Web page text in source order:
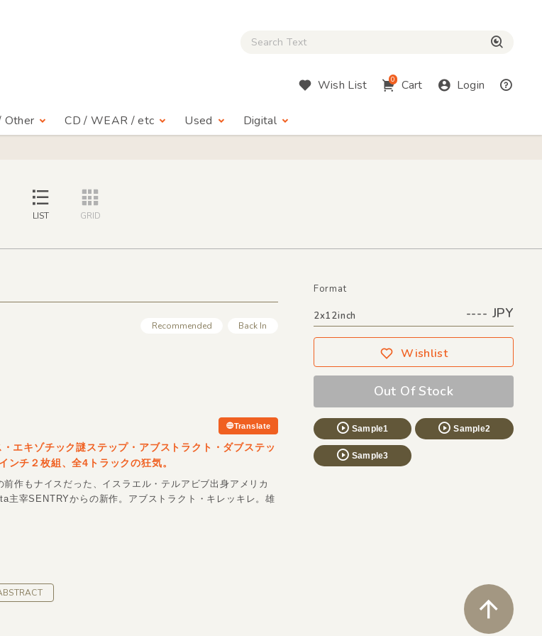
Close Search box
Wish List 0 Cart Login
Other CD / WEAR / etc Used Digital
LIST GRID
Recommended Back In
Translate
Format
2x12inch ---- JPY
Wishlist
Out Of Stock
Sample1 Sample2
Sample3
エキゾチック謎ステップ・アブストラクト・ダブステッ
チ２枚組、全4トラックの狂気。
作もナイスだった、イスラエル・テルアビブ出身アメリカ
主宰SENTRYからの新作。アブストラクト・キレッキレ。雄